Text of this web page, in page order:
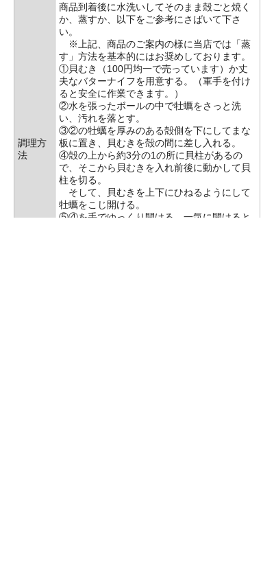
調理方
法
商品到着後に水洗いしてそのまま殻ごと焼く
か、蒸すか、以下をご参考にさばいて下さ
い。
※上記、商品のご案内の様に当店では「蒸
す」方法を基本的にはお奨めしております。
①貝むき（100円均一で売っています）か丈
夫なバターナイフを用意する。（軍手を付け
ると安全に作業できます。）
②水を張ったボールの中で牡蠣をさっと洗
い、汚れを落とす。
③②の牡蠣を厚みのある殻側を下にしてまな
板に置き、貝むきを殻の間に差し入れる。
④殻の上から約3分の1の所に貝柱があるの
で、そこから貝むきを入れ前後に動かして貝
柱を切る。
そして、貝むきを上下にひねるようにして
牡蠣をこじ開ける。
⑤④を手でゆっくり開ける。一気に開けると